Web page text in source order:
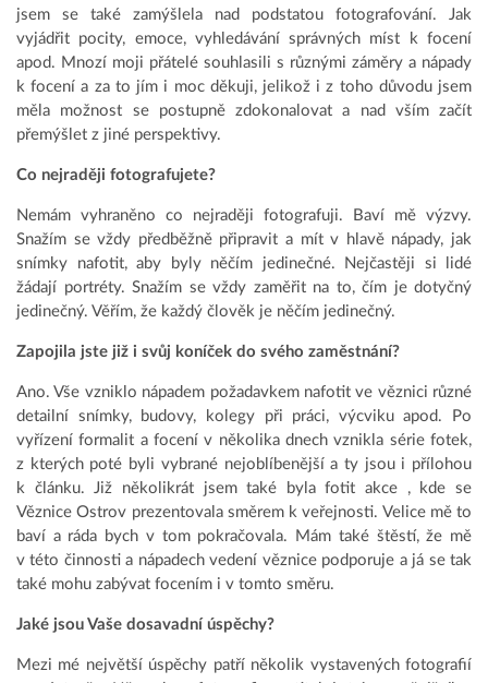
jsem se také zamýšlela nad podstatou fotografování. Jak
vyjádřit pocity, emoce, vyhledávání správných míst k focení
apod. Mnozí moji přátelé souhlasili s různými záměry a nápady
k focení a za to jím i moc děkuji, jelikož i z toho důvodu jsem
měla možnost se postupně zdokonalovat a nad vším začít
přemýšlet z jiné perspektivy.
Co nejraději fotografujete?
Nemám vyhraněno co nejraději fotografuji. Baví mě výzvy.
Snažím se vždy předběžně připravit a mít v hlavě nápady, jak
snímky nafotit, aby byly něčím jedinečné. Nejčastěji si lidé
žádají portréty. Snažím se vždy zaměřit na to, čím je dotyčný
jedinečný. Věřím, že každý člověk je něčím jedinečný.
Zapojila jste již i svůj koníček do svého zaměstnání?
Ano. Vše vzniklo nápadem požadavkem nafotit ve věznici různé
detailní snímky, budovy, kolegy při práci, výcviku apod. Po
vyřízení formalit a focení v několika dnech vznikla série fotek,
z kterých poté byli vybrané nejoblíbenější a ty jsou i přílohou
k článku. Již několikrát jsem také byla fotit akce , kde se
Věznice Ostrov prezentovala směrem k veřejnosti. Velice mě to
baví a ráda bych v tom pokračovala. Mám také štěstí, že mě
v této činnosti a nápadech vedení věznice podporuje a já se tak
také mohu zabývat focením i v tomto směru.
Jaké jsou Vaše dosavadní úspěchy?
Mezi mé největší úspěchy patří několik vystavených fotografií